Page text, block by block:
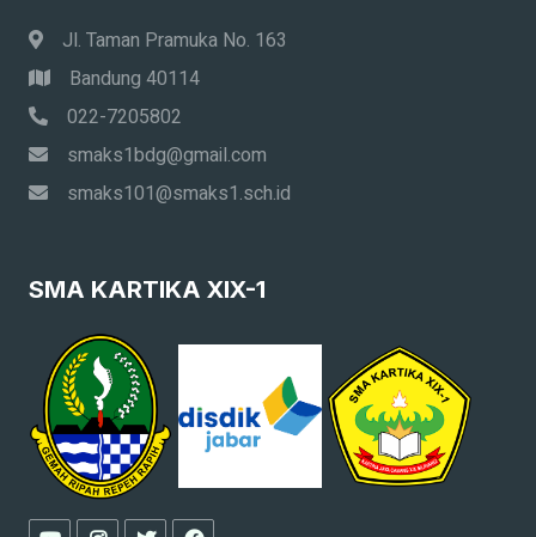
Jl. Taman Pramuka No. 163
Bandung 40114
022-7205802
smaks1bdg@gmail.com
smaks101@smaks1.sch.id
SMA KARTIKA XIX-1